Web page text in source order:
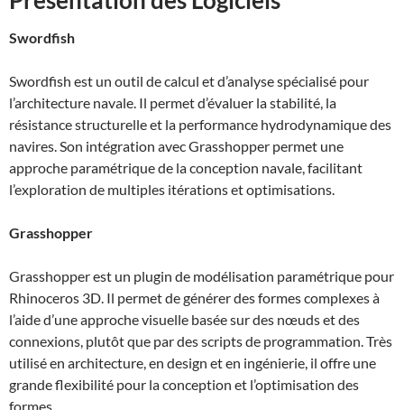
Swordfish
Swordfish est un outil de calcul et d’analyse spécialisé pour
l’architecture navale. Il permet d’évaluer la stabilité, la
résistance structurelle et la performance hydrodynamique des
navires. Son intégration avec Grasshopper permet une
approche paramétrique de la conception navale, facilitant
l’exploration de multiples itérations et optimisations.
Grasshopper
Grasshopper est un plugin de modélisation paramétrique pour
Rhinoceros 3D. Il permet de générer des formes complexes à
l’aide d’une approche visuelle basée sur des nœuds et des
connexions, plutôt que par des scripts de programmation. Très
utilisé en architecture, en design et en ingénierie, il offre une
grande flexibilité pour la conception et l’optimisation des
formes.